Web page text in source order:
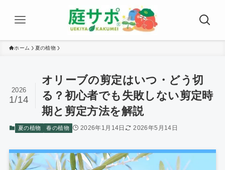
ホーム 夏の植物
オリーブの剪定はいつ・どう切
る？初心者でも失敗しない剪定時
期と剪定方法を解説
2026
1/14
夏の植物 春の植物 2026年1月14日 2026年5月14日